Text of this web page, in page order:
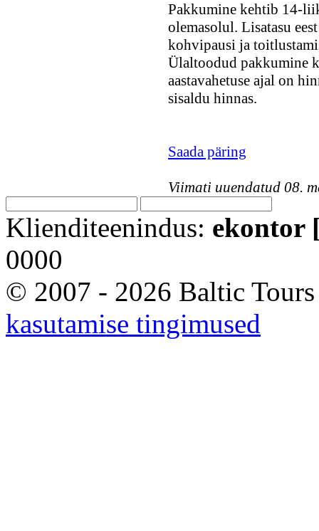
Pakkumine kehtib 14-
olemasolul. Lisatasu
kohvipausi ja
Ülaltoodud pakkumine
aastavahetuse ajal on
sisaldu hinnas.
Saada päring
Viimati uuendatud 08.
Klienditeenindus: ekontor
0000
© 2007 - 2026 Baltic
kasutamise tingimused